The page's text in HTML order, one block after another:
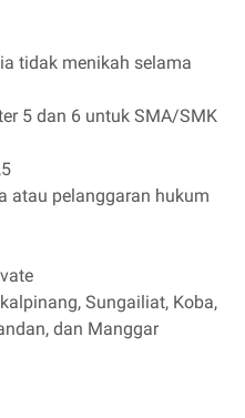
tidak menikah selama
5 dan 6 untuk SMA/SMK
atau pelanggaran hukum
Sungailiat, Koba,
dan Manggar